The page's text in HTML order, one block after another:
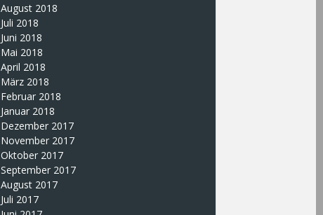
August 2018
Juli 2018
Juni 2018
Mai 2018
April 2018
März 2018
Februar 2018
Januar 2018
Dezember 2017
November 2017
Oktober 2017
September 2017
August 2017
Juli 2017